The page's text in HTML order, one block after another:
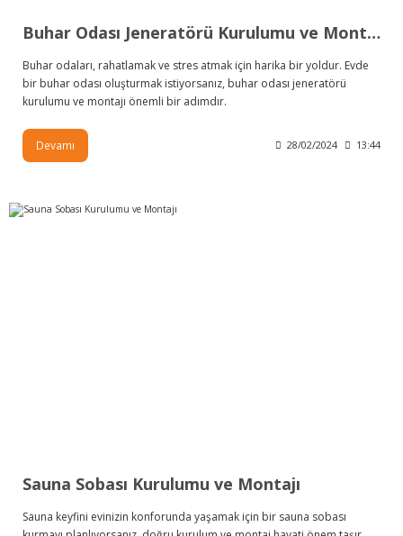
Buhar Odası Jeneratörü Kurulumu ve Montajı
Buhar odaları, rahatlamak ve stres atmak için harika bir yoldur. Evde
bir buhar odası oluşturmak istiyorsanız, buhar odası jeneratörü
kurulumu ve montajı önemli bir adımdır.
Devamı 28/02/2024 13:44
Sauna Sobası Kurulumu ve Montajı
Sauna keyfini evinizin konforunda yaşamak için bir sauna sobası